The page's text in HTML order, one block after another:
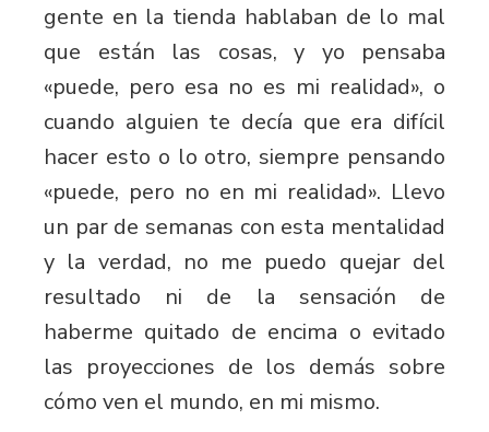
gente en la tienda hablaban de lo mal
que están las cosas, y yo pensaba
«puede, pero esa no es mi realidad», o
cuando alguien te decía que era difícil
hacer esto o lo otro, siempre pensando
«puede, pero no en mi realidad». Llevo
un par de semanas con esta mentalidad
y la verdad, no me puedo quejar del
resultado ni de la sensación de
haberme quitado de encima o evitado
las proyecciones de los demás sobre
cómo ven el mundo, en mi mismo.